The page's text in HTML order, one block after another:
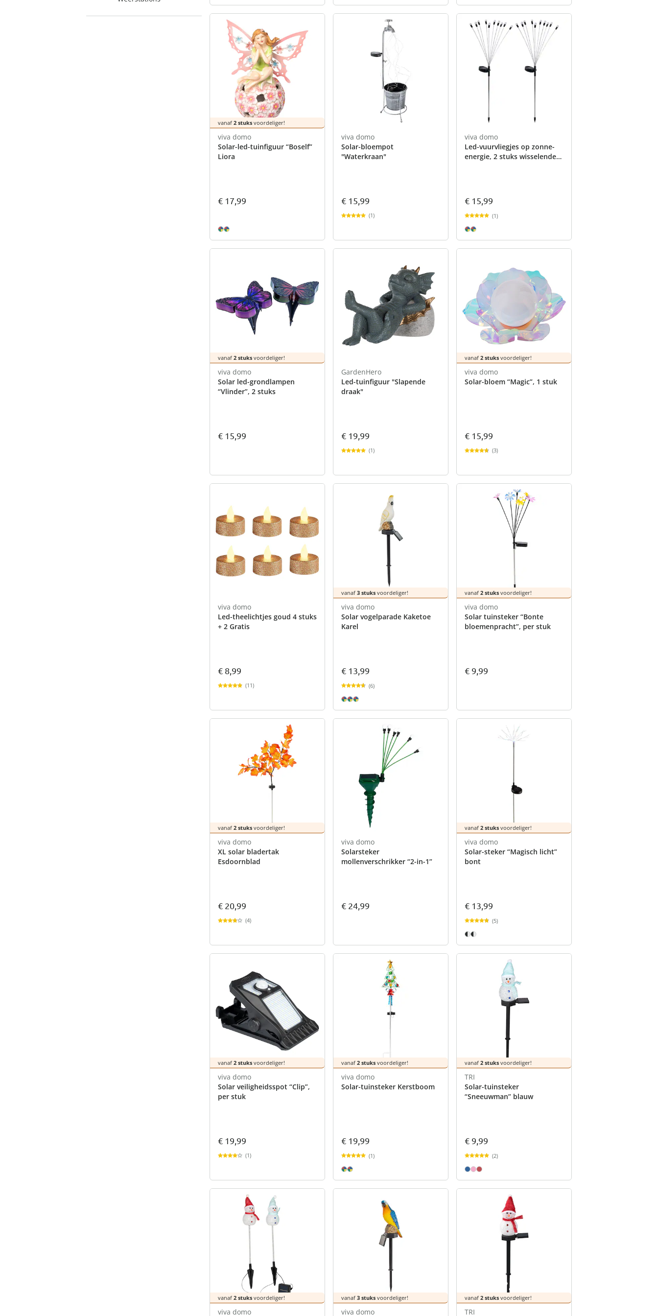
vanaf 2 stuks voordeliger!
viva domo
Solar-led-tuinfiguur “Boself”
Liora
€ 17,99
viva domo
Solar-bloempot
"Waterkraan"
€ 15,99
(1)
viva domo
Led-vuurvliegjes op zonne-
energie, 2 stuks wisselende
€ 15,99
(1)
vanaf 2 stuks voordeliger!
viva domo
Solar led-grondlampen
“Vlinder”, 2 stuks
€ 15,99
GardenHero
Led-tuinfiguur "Slapende
draak"
€ 19,99
(1)
vanaf 2 stuks voordeliger!
viva domo
Solar-bloem “Magic”, 1 stuk
€ 15,99
(3)
viva domo
Led-theelichtjes goud 4 stuks
+ 2 Gratis
€ 8,99
(11)
vanaf 3 stuks voordeliger!
viva domo
Solar vogelparade Kaketoe
Karel
€ 13,99
(6)
vanaf 2 stuks voordeliger!
viva domo
Solar tuinsteker “Bonte
bloemenpracht”, per stuk
€ 9,99
vanaf 2 stuks voordeliger!
viva domo
XL solar bladertak
Esdoornblad
€ 20,99
(4)
viva domo
Solarsteker
mollenverschrikker “2-in-1”
€ 24,99
vanaf 2 stuks voordeliger!
viva domo
Solar-steker “Magisch licht”
bont
€ 13,99
(5)
vanaf 2 stuks voordeliger!
viva domo
Solar veiligheidsspot “Clip”,
per stuk
€ 19,99
(1)
vanaf 2 stuks voordeliger!
viva domo
Solar-tuinsteker Kerstboom
€ 19,99
(1)
vanaf 2 stuks voordeliger!
TRI
Solar-tuinsteker
“Sneeuwman” blauw
€ 9,99
(2)
vanaf 2 stuks voordeliger!
viva domo
vanaf 3 stuks voordeliger!
viva domo
vanaf 2 stuks voordeliger!
TRI